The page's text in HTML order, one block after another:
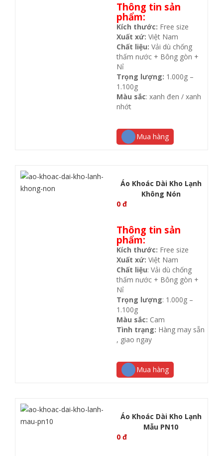
Thông tin sản
phẩm:
Kích thước: Free size
Xuất xứ: Việt Nam
Chất liệu: Vải dù chống
thấm nước + Bông gòn +
Nỉ
Trọng lượng: 1.000g –
1.100g
Màu sắc: xanh đen / xanh
nhớt
Mua hàng
Áo Khoác Dài Kho Lạnh
Không Nón
0 đ
Thông tin sản
phẩm:
Kích thước: Free size
Xuất xứ: Việt Nam
Chất liệu: Vải dù chống
thấm nước + Bông gòn +
Nỉ
Trọng lượng: 1.000g –
1.100g
Màu sắc: Cam
Tình trạng: Hàng may sẵn
, giao ngay
Mua hàng
Áo Khoác Dài Kho Lạnh
Mẫu PN10
0 đ